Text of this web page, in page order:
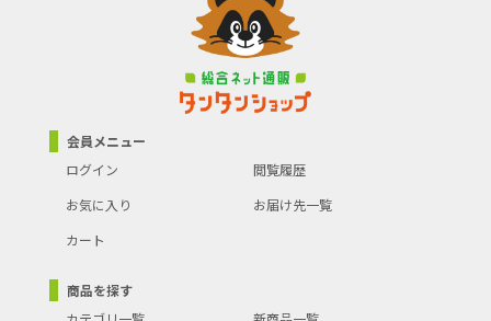
会員メニュー
ログイン
閲覧履歴
お気に入り
お届け先一覧
カート
商品を探す